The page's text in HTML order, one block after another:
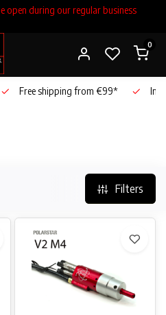
open during our regular business
0
Free shipping from €99*
Filters